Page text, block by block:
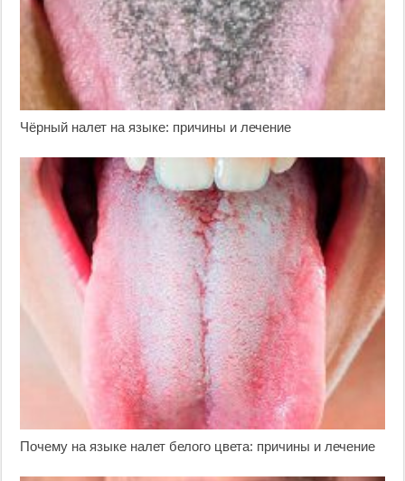
Чёрный налет на языке: причины и лечение
Почему на языке налет белого цвета: причины и лечение